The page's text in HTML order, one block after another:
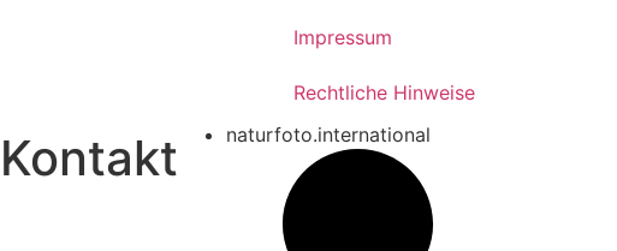
Impressum
Rechtliche Hinweise
Kontakt naturfoto.international